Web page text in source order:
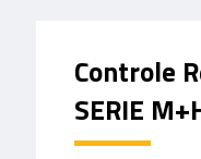
Controle
SERIE